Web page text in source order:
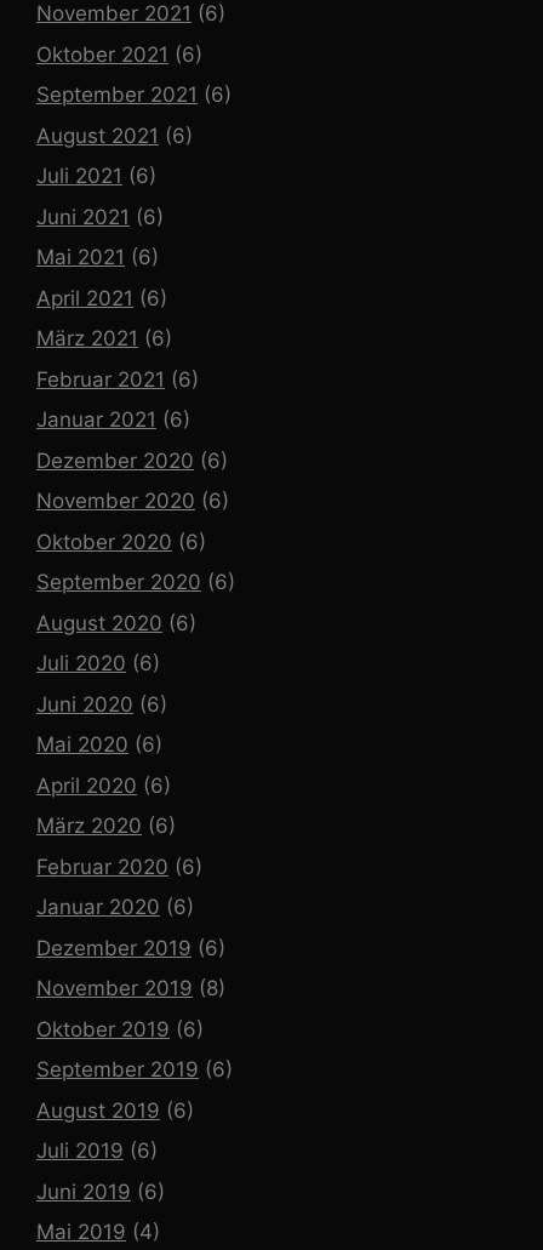
November 2021 (6)
Oktober 2021 (6)
September 2021 (6)
August 2021 (6)
Juli 2021 (6)
Juni 2021 (6)
Mai 2021 (6)
April 2021 (6)
März 2021 (6)
Februar 2021 (6)
Januar 2021 (6)
Dezember 2020 (6)
November 2020 (6)
Oktober 2020 (6)
September 2020 (6)
August 2020 (6)
Juli 2020 (6)
Juni 2020 (6)
Mai 2020 (6)
April 2020 (6)
März 2020 (6)
Februar 2020 (6)
Januar 2020 (6)
Dezember 2019 (6)
November 2019 (8)
Oktober 2019 (6)
September 2019 (6)
August 2019 (6)
Juli 2019 (6)
Juni 2019 (6)
Mai 2019 (4)